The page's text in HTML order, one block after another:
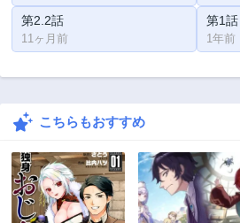
第2.2話
11ヶ月前
第1話
1年前
こちらもおすすめ